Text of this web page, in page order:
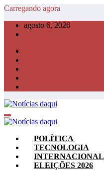
Pular
conteúdo
Carregando agora
agosto 6, 2026
POLÍTICA
TECNOLOGIA
INTERNACIONAL
ELEIÇÕES 2026